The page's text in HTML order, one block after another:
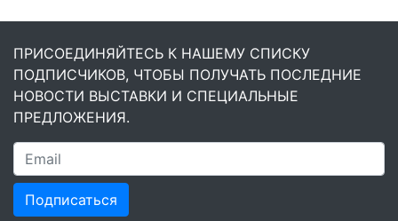
ПРИСОЕДИНЯЙТЕСЬ К НАШЕМУ СПИСКУ
ПОДПИСЧИКОВ, ЧТОБЫ ПОЛУЧАТЬ ПОСЛЕДНИЕ
НОВОСТИ ВЫСТАВКИ И СПЕЦИАЛЬНЫЕ
ПРЕДЛОЖЕНИЯ.
Подписаться